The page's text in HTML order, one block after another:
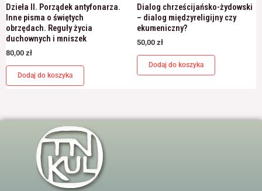
Dzieła II. Porządek antyfonarza.
Inne pisma o świętych
obrzędach. Reguły życia
duchownych i mniszek
80,00 zł
Dodaj do koszyka
Dialog chrześcijańsko-żydowski
– dialog międzyreligijny czy
ekumeniczny?
50,00 zł
Dodaj do koszyka